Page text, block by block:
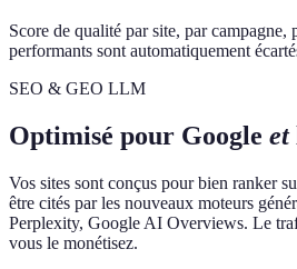
Score de qualité par site, par campagne,
performants sont automatiquement
SEO & GEO LLM
Optimisé pour Google et
Vos sites sont conçus pour bien ranker
être cités par les nouveaux moteurs
Perplexity, Google AI Overviews. Le
vous le monétisez.